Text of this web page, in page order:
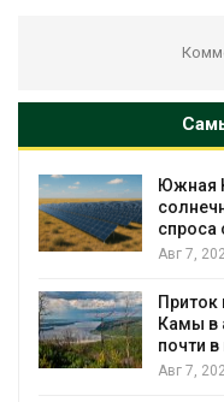
Южная
спроса
Авг 7,
Камы в
почти
Авг 7,